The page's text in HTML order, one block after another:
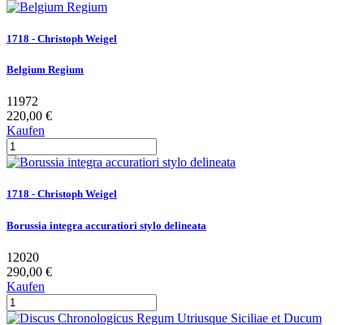
1718 - Christoph Weigel
Belgium Regium
11972
220,00 €
Kaufen
1718 - Christoph Weigel
Borussia integra accuratiori stylo delineata
12020
290,00 €
Kaufen